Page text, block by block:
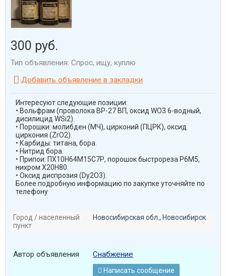
300 руб.
Тип объявления: Спрос, ищу, куплю
 Добавить объявление в закладки
Интересуют следующие позиции:
• Вольфрам (проволока ВР-27 ВП, оксид WO3 6-водный,
дисилицид WSi2).
• Порошки: молибден (МЧ), цирконий (ПЦРК), оксид
циркония (ZrO2).
• Карбиды: титана, бора.
• Нитрид бора.
• Припои: ПХ10Н64М15С7Р, порошок быстрореза Р6М5,
нихром Х20Н80.
• Оксид диспрозия (Dy2O3).
Более подробную информацию по закупке уточняйте по
телефону
Город / населенный
пункт
Новосибирская обл., Новосибирск
Автор объявления Снабжение
 Написать сообщение